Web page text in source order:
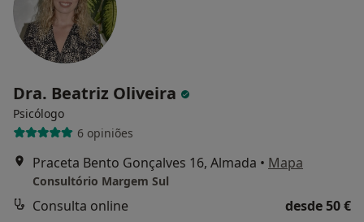
Dra. Beatriz Oliveira
Psicólogo
6 opiniões
Praceta Bento Gonçalves 16, Almada • Mapa
Consultório Margem Sul
Consulta online
desde 50 €